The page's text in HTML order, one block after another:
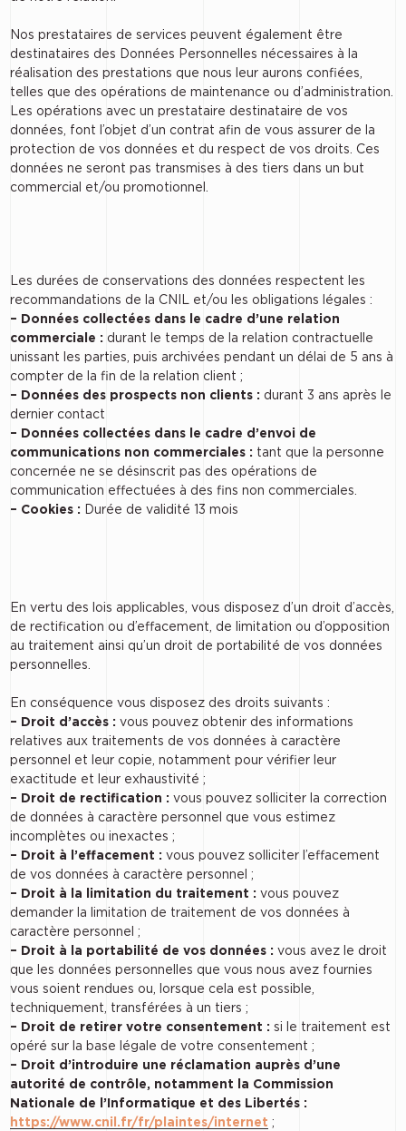
Nos prestataires de services peuvent également être
destinataires des Données Personnelles nécessaires à la
réalisation des prestations que nous leur aurons confiées,
telles que des opérations de maintenance ou d’administration.
Les opérations avec un prestataire destinataire de vos
données, font l’objet d’un contrat afin de vous assurer de la
protection de vos données et du respect de vos droits. Ces
données ne seront pas transmises à des tiers dans un but
commercial et/ou promotionnel.
Les durées de conservations des données respectent les
recommandations de la CNIL et/ou les obligations légales :
– Données collectées dans le cadre d’une relation
commerciale : durant le temps de la relation contractuelle
unissant les parties, puis archivées pendant un délai de 5 ans à
compter de la fin de la relation client ;
– Données des prospects non clients : durant 3 ans après le
dernier contact
– Données collectées dans le cadre d’envoi de
communications non commerciales : tant que la personne
concernée ne se désinscrit pas des opérations de
communication effectuées à des fins non commerciales.
– Cookies : Durée de validité 13 mois
En vertu des lois applicables, vous disposez d’un droit d’accès,
de rectification ou d’effacement, de limitation ou d’opposition
au traitement ainsi qu’un droit de portabilité de vos données
personnelles.
En conséquence vous disposez des droits suivants :
– Droit d’accès : vous pouvez obtenir des informations
relatives aux traitements de vos données à caractère
personnel et leur copie, notamment pour vérifier leur
exactitude et leur exhaustivité ;
– Droit de rectification : vous pouvez solliciter la correction
de données à caractère personnel que vous estimez
incomplètes ou inexactes ;
– Droit à l’effacement : vous pouvez solliciter l’effacement
de vos données à caractère personnel ;
– Droit à la limitation du traitement : vous pouvez
demander la limitation de traitement de vos données à
caractère personnel ;
– Droit à la portabilité de vos données : vous avez le droit
que les données personnelles que vous nous avez fournies
vous soient rendues ou, lorsque cela est possible,
techniquement, transférées à un tiers ;
– Droit de retirer votre consentement : si le traitement est
opéré sur la base légale de votre consentement ;
– Droit d’introduire une réclamation auprès d’une
autorité de contrôle, notamment la Commission
Nationale de l’Informatique et des Libertés :
https://www.cnil.fr/fr/plaintes/internet ;